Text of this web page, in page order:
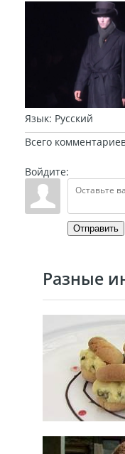
Язык: Русский
Всего
Войдите:
Отправить
Разные